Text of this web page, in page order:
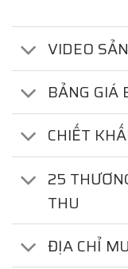
VIDEO
BẢNG GIÁ
CHIẾT
25
THU
ĐỊA CHỈ